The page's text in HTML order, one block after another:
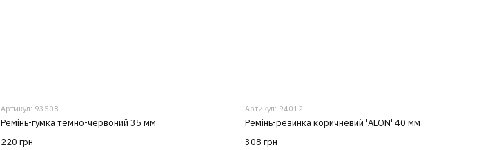
Артикул: 93508
Ремінь-гумка темно-червоний 35 мм
220 грн
Артикул: 94012
Ремінь-резинка коричневий 'ALON' 40 мм
308 грн